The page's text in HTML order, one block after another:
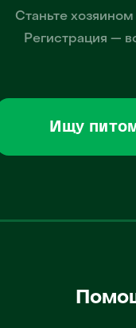
Станьте
Регистрация —
Ищу